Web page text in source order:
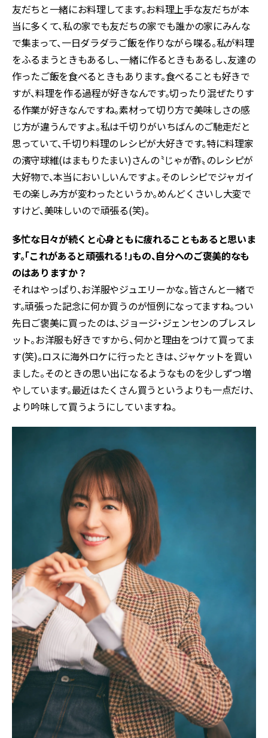
友だちと一緒にお料理してます。お料理上手な友だちが本
当に多くて、私の家でも友だちの家でも誰かの家にみんな
で集まって、一日ダラダラご飯を作りながら喋る。私が料理
をふるまうときもあるし、一緒に作るときもあるし、友達の
作ったご飯を食べるときもあります。食べることも好きで
すが、料理を作る過程が好きなんです。切ったり混ぜたりす
る作業が好きなんですね。素材って切り方で美味しさの感
じ方が違うんですよ。私は千切りがいちばんのご馳走だと
思っていて、千切り料理のレシピが大好きです。特に料理家
の濱守球維(はまもりたまい)さんの〝じゃが酢〟のレシピが
大好物で、本当においしいんですよ。そのレシピでジャガイ
モの楽しみ方が変わったというか。めんどくさいし大変で
すけど、美味しいので頑張る(笑)。
――多忙な日々が続くと心身ともに疲れることもあると思いま
す。「これがあると頑張れる！」もの、自分へのご褒美的なも
のはありますか？
それはやっぱり、お洋服やジュエリーかな。皆さんと一緒で
す。頑張った記念に何か買うのが恒例になってますね。つい
先日ご褒美に買ったのは、ジョージ・ジェンセンのブレスレ
ット。お洋服も好きですから、何かと理由をつけて買ってま
す(笑)。ロスに海外ロケに行ったときは、ジャケットを買い
ました。そのときの思い出になるようなものを少しずつ増
やしています。最近はたくさん買うというよりも一点だけ、
より吟味して買うようにしていますね。